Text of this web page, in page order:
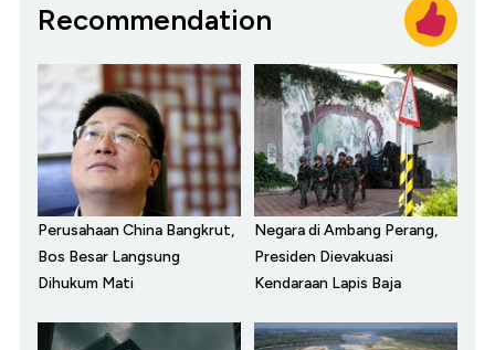
Recommendation
Perusahaan China Bangkrut,
Bos Besar Langsung
Dihukum Mati
Negara di Ambang Perang,
Presiden Dievakuasi
Kendaraan Lapis Baja